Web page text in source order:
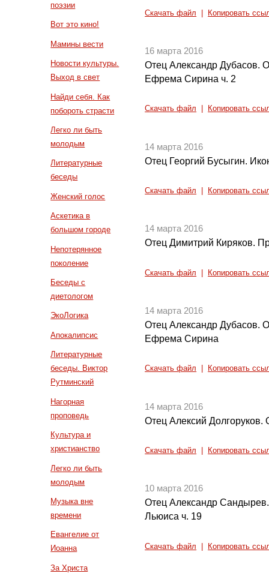
поэзии
Вот это кино!
Мамины вести
Новости культуры.
Выход в свет
Найди себя. Как
побороть страсти
Легко ли быть
молодым
Литературные
беседы
Женский голос
Аскетика в
большом городе
Непотерянное
поколение
Беседы с
диетологом
ЭкоЛогика
Апокалипсис
Литературные
беседы. Виктор
Рутминский
Нагорная
проповедь
Культура и
христианство
Легко ли быть
молодым
Музыка вне
времени
Евангелие от
Иоанна
За Христа
Скачать файл Копировать
16 марта 2016
Отец Александр Дубасов.
Ефрема Сирина ч. 2
Скачать файл Копировать
14 марта 2016
Отец Георгий Бусыгин.
Скачать файл Копировать
14 марта 2016
Отец Димитрий Киряков.
Скачать файл Копировать
14 марта 2016
Отец Александр Дубасов.
Ефрема Сирина
Скачать файл Копировать
14 марта 2016
Отец Алексий
Скачать файл Копировать
10 марта 2016
Отец Александр
Льюиса ч. 19
Скачать файл Копировать